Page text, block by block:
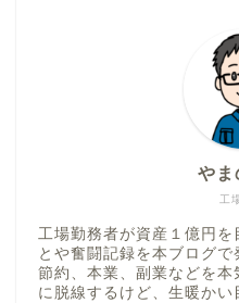
工
やま
工場勤務者が資産１億円を
とや奮闘記録を本ブログで
節約、本業、副業などを本
に脱線するけど、生暖かい